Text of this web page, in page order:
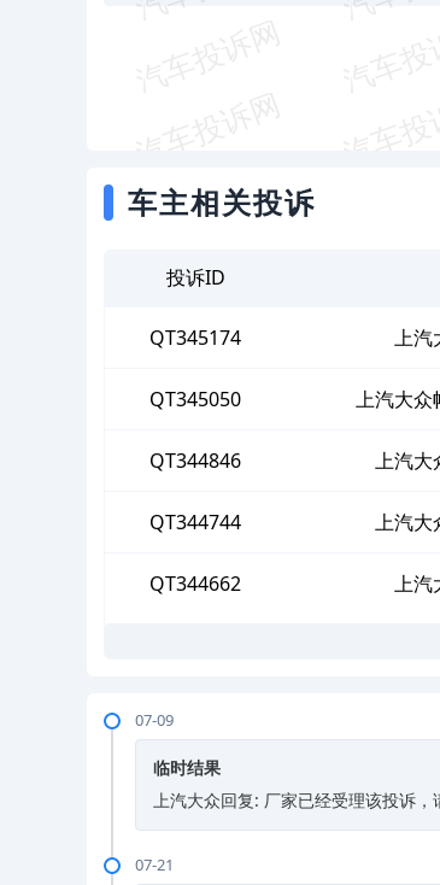
车主相关投诉
投诉ID
QT345174 上汽
QT345050 上汽大众
QT344846 上汽大
QT344744 上汽大
QT344662 上汽
07-09
临时结果
上汽大众回复: 厂家已经受理该投诉，
07-21